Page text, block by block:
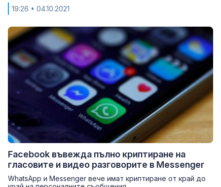
19:26 • 04.10.2021
Facebook въвежда пълно криптиране на
гласовите и видео разговорите в Messenger
WhatsApp и Messenger вече имат криптиране от край до